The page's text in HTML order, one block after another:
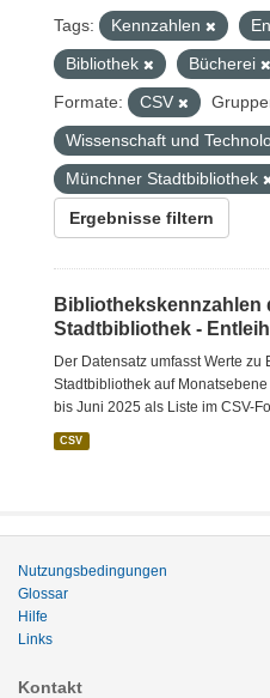
Tags: Kennzahlen
Bibliothek
Bücherei
Formate:
CSV
Wissenschaft und
Münchner Stadtbibliothek
Ergebnisse filtern
Bibliothekskennzahlen
Stadtbibliothek -
Der Datensatz umfasst Werte
Stadtbibliothek auf
bis Juni 2025 als Liste im CSV-
CSV
Nutzungsbedingungen
Glossar
Hilfe
Links
Kontakt